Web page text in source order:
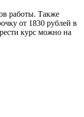
работы. Также
от 1830 рублей в
курс можно на